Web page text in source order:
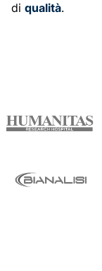
di qualità.